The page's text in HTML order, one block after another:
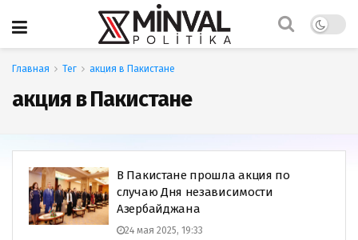
Главная Тег акция в Пакистане
акция в Пакистане
В Пакистане прошла акция по
случаю Дня независимости
Азербайджана
24 мая 2025, 19:33